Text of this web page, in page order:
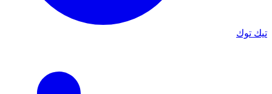
تيك توك